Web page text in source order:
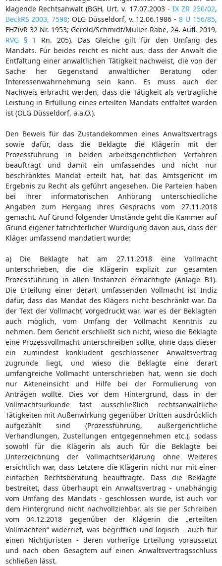
klagende Rechtsanwalt (BGH, Urt. v. 17.07.2003 -IX ZR 250/02,
BeckRS 2003, 7598; OLG Düsseldorf, v. 12.06.1986 - 8 U 156/85,
FHZivR 32 Nr. 1953; Gerold/Schmidt/Müller-Rabe, 24. Aufl. 2019,
RVG § 1
Rn. 205). Das Gleiche gilt für den Umfang des
Mandats. Für beides reicht es nicht aus, dass der Anwalt die
Entfaltung einer anwaltlichen Tätigkeit nachweist, die von der
Sache her Gegenstand anwaltlicher Beratung oder
Interessenwahrnehmung sein kann. Es muss auch der
Nachweis erbracht werden, dass die Tätigkeit als vertragliche
Leistung in Erfüllung eines erteilten Mandats entfaltet worden
ist (OLG Düsseldorf, a.a.O.).
Den Beweis für das Zustandekommen eines Anwaltsvertrags
sowie dafür, dass die Beklagte die Klägerin mit der
Prozessführung in beiden arbeitsgerichtlichen Verfahren
beauftragt und damit ein umfassendes und nicht nur
beschränktes Mandat erteilt hat, hat das Amtsgericht im
Ergebnis zu Recht als geführt angesehen. Die Parteien haben
bei ihrer informatorischen Anhörung unterschiedliche
Angaben zum Hergang ihres Gesprächs vom 27.11.2018
gemacht. Auf Grund folgender Umstände geht die Kammer auf
Grund eigener tatrichterlicher Würdigung davon aus, dass der
Kläger umfassend mandatiert wurde:
a) Die Beklagte hat am 27.11.2018 eine Vollmacht
unterschrieben, die die Klägerin explizit zur gesamten
Prozessführung in allen Instanzen ermächtigte (Anlage B1).
Die Erteilung einer derart umfassenden Vollmacht ist Indiz
dafür, dass das Mandat des Klägers nicht beschränkt war. Da
der Text der Vollmacht vorgedruckt war, war es der Beklagten
auch möglich, vom Umfang der Vollmacht Kenntnis zu
nehmen. Dem Gericht erschließt sich nicht, wieso die Beklagte
eine Prozessvollmacht unterschreiben sollte, ohne dass dieser
ein zumindest konkludent geschlossener Anwaltsvertrag
zugrunde liegt, und wieso die Beklagte eine derart
umfangreiche Vollmacht unterschrieben hat, wenn sie doch
nur Akteneinsicht und Hilfe bei der Formulierung von
Anträgen wollte. Dies vor dem Hintergrund, dass in der
Vollmachtsurkunde fast ausschließlich rechtsanwaltliche
Tätigkeiten mit Außenwirkung gegenüber Dritten ausdrücklich
aufgezählt sind (Prozessführung, außergerichtliche
Verhandlungen, Zustellungen entgegennehmen etc.), sodass
sowohl für die Klägerin als auch für die Beklagte bei
Unterzeichnung der Vollmachtserklärung ohne Weiteres
ersichtlich war, dass Letztere die Klägerin nicht nur mit einer
einfachen Rechtsberatung beauftragte. Dass die Beklagte
bestreitet, dass überhaupt ein Anwaltsvertrag - unabhängig
vom Umfang des Mandats - geschlossen wurde, ist auch vor
dem Hintergrund nicht nachvollziehbar, als sie per Schreiben
vom 04.12.2018 gegenüber der Klägerin die „erteilten
Vollmachten“ widerrief, was begrifflich und logisch - auch für
einen Nichtjuristen - deren vorherige Erteilung voraussetzt
und nach oben Gesagtem auf einen Anwaltsvertragsschluss
schließen lässt.